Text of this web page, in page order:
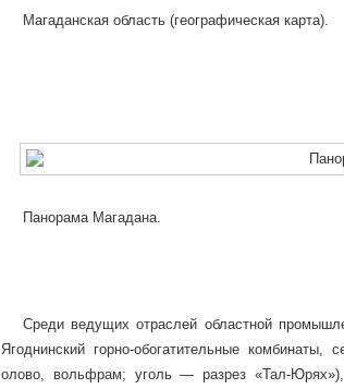
Магаданская область (географическая карта).
Панорама Магадана.
Среди ведущих отраслей областной
Ягоднинский горно-обогатительные комбинаты,
олово, вольфрам; уголь — разрез «Тал-